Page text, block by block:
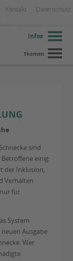
Kontakt
Datenschutz
Infos
Themen
sind
einig:
der Inklusion,
Verhalten
für
System
Ausgabe
Wer